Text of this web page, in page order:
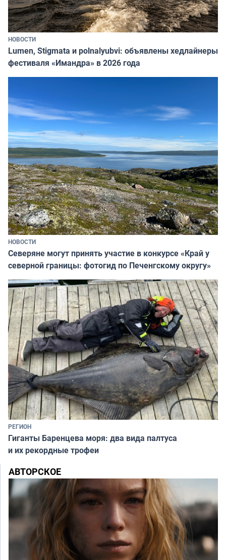
НОВОСТИ
Lumen, Stigmata и polnalyubvi: объявлены хедлайнеры
фестиваля «Имандра» в 2026 года
НОВОСТИ
Северяне могут принять участие в конкурсе «Край у
северной границы: фотогид по Печенгскому округу»
РЕГИОН
Гиганты Баренцева моря: два вида палтуса
и их рекордные трофеи
АВТОРСКОЕ